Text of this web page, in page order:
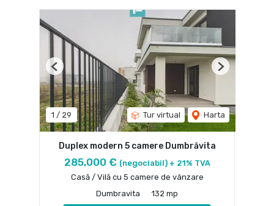
1 / 29 Tur virtual Harta
Previous Next
Duplex modern 5 camere Dumbrăvita
285,000 € (negociabil) + 21% TVA
Casă / Vilă cu 5 camere de vânzare
Dumbravita
132 mp